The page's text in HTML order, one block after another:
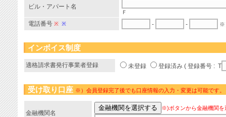
ビル・アパート名
Ｆ
電話番号 ※ ※ - - ※
インボイス制度
適格請求書発行事業者登録 未登録 登録済み ( 登録番号 : T
受け取り口座 ※）会員登録完了後でも口座情報の入力・変更は可能です。
金融機関名
※)ボタンから金融機関を